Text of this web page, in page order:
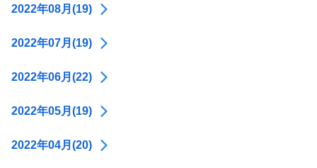
2022年08月(19)
2022年07月(19)
2022年06月(22)
2022年05月(19)
2022年04月(20)